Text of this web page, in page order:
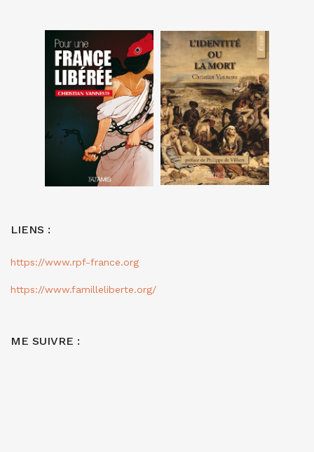
LIENS :
https://www.rpf-france.org
https://www.familleliberte.org/
ME SUIVRE :